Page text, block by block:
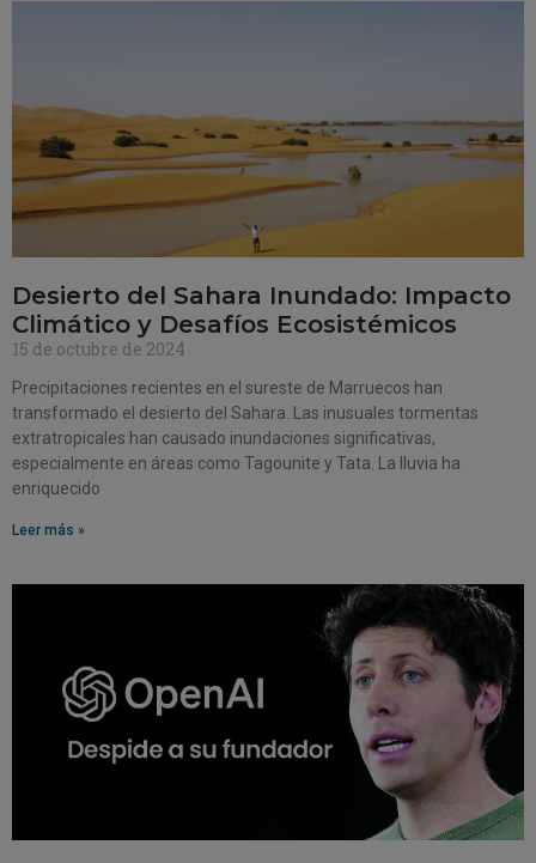
Desierto del Sahara Inundado: Impacto
Climático y Desafíos Ecosistémicos
15 de octubre de 2024
Precipitaciones recientes en el sureste de Marruecos han
transformado el desierto del Sahara. Las inusuales tormentas
extratropicales han causado inundaciones significativas,
especialmente en áreas como Tagounite y Tata. La lluvia ha
enriquecido
Leer más »